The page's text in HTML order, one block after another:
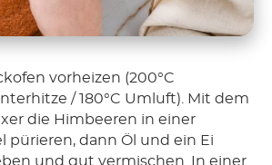
vorheizen (200°C
/ 180°C Umluft). Mit dem
die Himbeeren in einer
pürieren, dann Öl und ein Ei
und gut vermischen. In einer